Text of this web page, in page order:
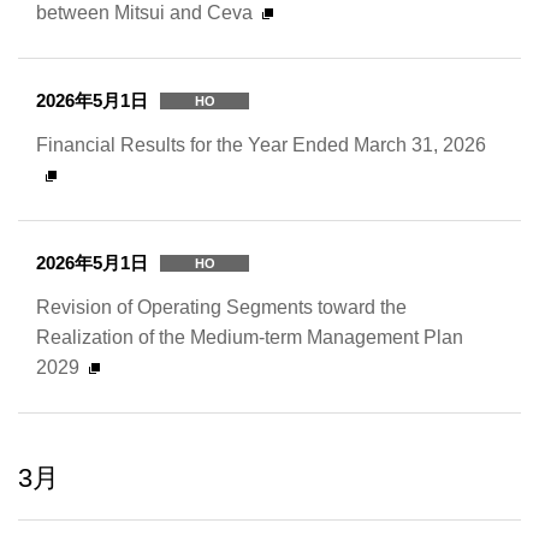
between Mitsui and Ceva
2026年5月1日 HO
Financial Results for the Year Ended March 31, 2026
2026年5月1日 HO
Revision of Operating Segments toward the
Realization of the Medium-term Management Plan
2029
3月